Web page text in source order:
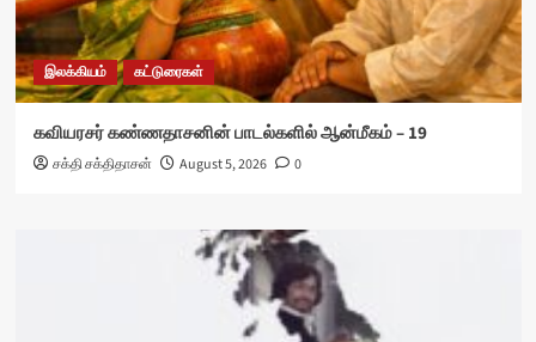
இலக்கியம் கட்டுரைகள்
கவியரசர் கண்ணதாசனின் பாடல்களில் ஆன்மீகம் – 19
சக்தி சக்திதாசன் August 5, 2026 0